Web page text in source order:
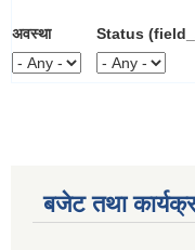
अवस्था Status
बजेट तथा